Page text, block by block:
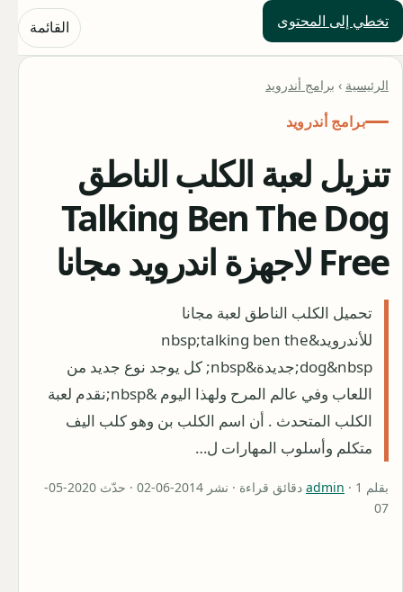
تخطي إلى المحتوى
حلول العالم القائمة
الرئيسية › برامج أندرويد
برامج أندرويد
تنزيل لعبة الكلب الناطق
Talking Ben The Dog
Free لاجهزة اندرويد مجانا
تحميل الكلب الناطق لعبة مجانا
للأندرويد&nbsp;talking ben the
dog&nbsp;جديدة&nbsp; كل يوجد نوع جديد من
اللعاب وفي عالم المرح ولهذا اليوم &nbsp;نقدم لعبة
الكلب المتحدث . أن اسم الكلب بن وهو كلب اليف
متكلم وأسلوب المهارات ل…
بقلم admin
· 1 دقائق قراءة · نشر 2014-06-02 · حدّث 2020-05-
07